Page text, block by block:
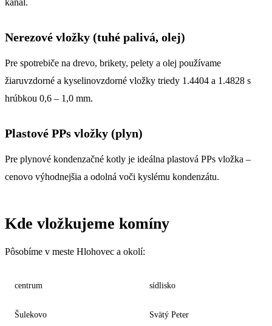
kanál.
Nerezové vložky (tuhé palivá, olej)
Pre spotrebiče na drevo, brikety, pelety a olej používame
žiaruvzdorné a kyselinovzdorné vložky triedy 1.4404 a 1.4828 s
hrúbkou 0,6 – 1,0 mm.
Plastové PPs vložky (plyn)
Pre plynové kondenzačné kotly je ideálna plastová PPs vložka –
cenovo výhodnejšia a odolná voči kyslému kondenzátu.
Kde vložkujeme komíny
Pôsobíme v meste Hlohovec a okolí:
centrum sídlisko
Šulekovo Svätý Peter